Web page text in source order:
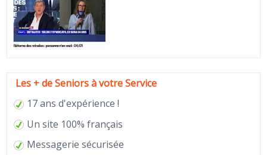
Les + de Seniors à votre Service
17 ans d'expérience !
Un site 100% français
Messagerie sécurisée